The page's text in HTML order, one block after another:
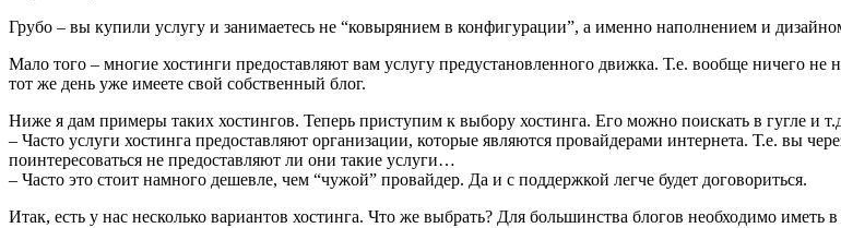
Грубо – вы купили услугу и занимаетесь не “ковырянием в конфигурации”, а именно наполнением и
Мало того – многие хостинги предоставляют вам услугу предустановленного движка. Т.е. вообще ничего
тот же день уже имеете свой собственный блог.
Ниже я дам примеры таких хостингов. Теперь приступим к выбору хостинга. Его можно поискать в гугле и
– Часто услуги хостинга предоставляют организации, которые являются провайдерами интернета. Т.е. вы
поинтересоваться не предоставляют ли они такие услуги…
– Часто это стоит намного дешевле, чем “чужой” провайдер. Да и с поддержкой легче будет договориться.
Итак, есть у нас несколько вариантов хостинга. Что же выбрать? Для большинства блогов необходимо иметь в